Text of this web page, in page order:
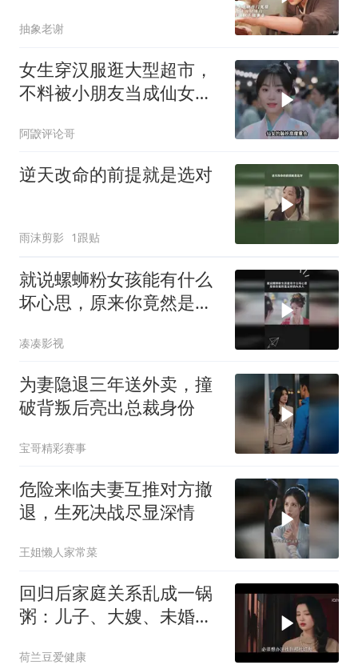
抽象老谢
女生穿汉服逛大型超市，
不料被小朋友当成仙女，
阿鼵评论哥
逆天改命的前提就是选对
雨沫剪影 1跟贴
就说螺蛳粉女孩能有什么
坏心思，原来你竟然是这
凑凑影视
为妻隐退三年送外卖，撞
破背叛后亮出总裁身份
宝哥精彩赛事
危险来临夫妻互推对方撤
退，生死决战尽显深情
王姐懒人家常菜
回归后家庭关系乱成一锅
粥：儿子、大嫂、未婚妻
荷兰豆爱健康